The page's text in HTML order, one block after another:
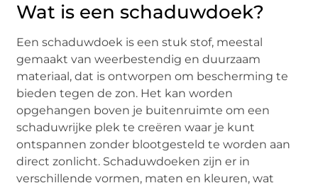
Wat is een schaduwdoek?
Een schaduwdoek is een stuk stof, meestal
gemaakt van weerbestendig en duurzaam
materiaal, dat is ontworpen om bescherming te
bieden tegen de zon. Het kan worden
opgehangen boven je buitenruimte om een
schaduwrijke plek te creëren waar je kunt
ontspannen zonder blootgesteld te worden aan
direct zonlicht. Schaduwdoeken zijn er in
verschillende vormen, maten en kleuren, wat